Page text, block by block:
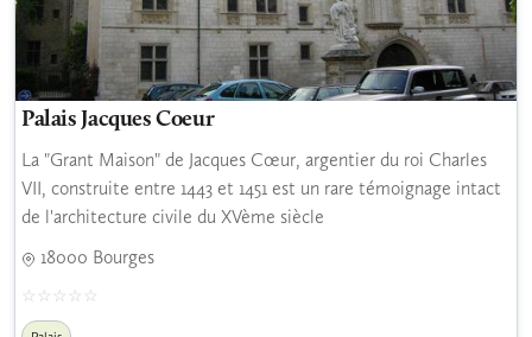
Palais Jacques Coeur
La "Grant Maison" de Jacques Cœur, argentier du roi Charles
VII, construite entre 1443 et 1451 est un rare témoignage intact
de l'architecture civile du XVème siècle
18000 Bourges